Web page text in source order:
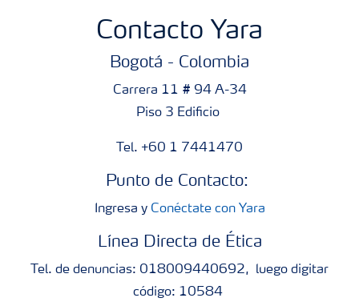
Contacto Yara
Bogotá - Colombia
Carrera 11 # 94 A-34
Piso 3 Edificio
Tel. +60 1 7441470
Punto de Contacto:
Ingresa y Conéctate con Yara
Línea Directa de Ética
Tel. de denuncias: 018009440692, luego digitar
código: 10584